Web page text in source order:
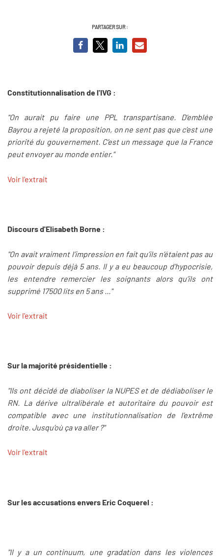
PARTAGER SUR :
Constitutionnalisation de l'IVG :
"On aurait pu faire une PPL transpartisane. D’emblée
Bayrou a rejeté la proposition, on ne sent pas que c’est une
priorité du gouvernement. C’est un message que la France
peut envoyer au monde entier."
Voir l'extrait
Discours d'Elisabeth Borne :
"On avait vraiment l’impression en fait qu’ils n’étaient pas au
pouvoir depuis déjà 5 ans. Il y a eu beaucoup d’hypocrisie,
les entendre remercier les soignants alors qu’ils ont
supprimé 17500 lits en 5 ans ..."
Voir l'extrait
Sur la majorité présidentielle :
"Ils ont décidé de diaboliser la NUPES et de dédiaboliser le
RN. La dérive ultralibérale et autoritaire du pouvoir est
compatible avec une institutionnalisation de l’extrême
droite. Jusqu’où ça va aller ?"
Voir l'extrait
Sur les accusations envers Eric Coquerel :
"Il y a un continuum, une gradation dans les violences